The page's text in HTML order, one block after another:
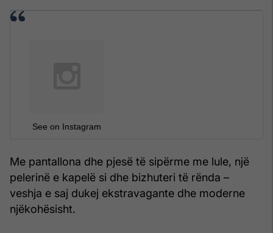
See on Instagram
Me pantallona dhe pjesë të sipërme me lule, një
pelerinë e kapelë si dhe bizhuteri të rënda –
veshja e saj dukej ekstravagante dhe moderne
njëkohësisht.